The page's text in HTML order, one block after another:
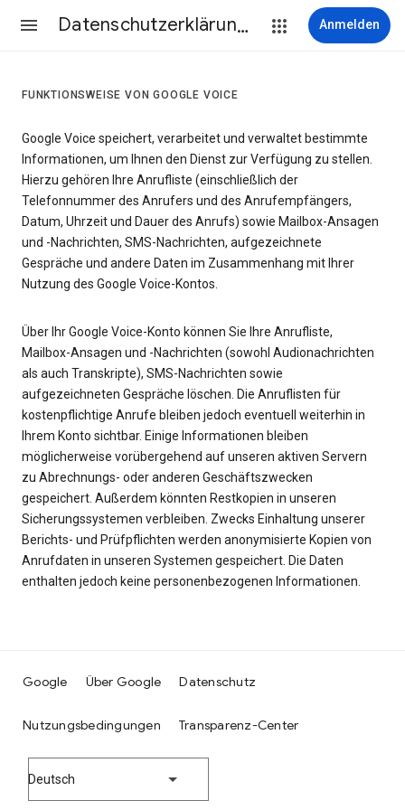
Datenschutzerklärung & Nutzungsbedingungen Anmelden
FUNKTIONSWEISE VON GOOGLE VOICE
Google Voice speichert, verarbeitet und verwaltet bestimmte
Informationen, um Ihnen den Dienst zur Verfügung zu stellen.
Hierzu gehören Ihre Anrufliste (einschließlich der
Telefonnummer des Anrufers und des Anrufempfängers,
Datum, Uhrzeit und Dauer des Anrufs) sowie Mailbox-Ansagen
und -Nachrichten, SMS-Nachrichten, aufgezeichnete
Gespräche und andere Daten im Zusammenhang mit Ihrer
Nutzung des Google Voice-Kontos.
Über Ihr Google Voice-Konto können Sie Ihre Anrufliste,
Mailbox-Ansagen und -Nachrichten (sowohl Audionachrichten
als auch Transkripte), SMS-Nachrichten sowie
aufgezeichneten Gespräche löschen. Die Anruflisten für
kostenpflichtige Anrufe bleiben jedoch eventuell weiterhin in
Ihrem Konto sichtbar. Einige Informationen bleiben
möglicherweise vorübergehend auf unseren aktiven Servern
zu Abrechnungs- oder anderen Geschäftszwecken
gespeichert. Außerdem könnten Restkopien in unseren
Sicherungssystemen verbleiben. Zwecks Einhaltung unserer
Berichts- und Prüfpflichten werden anonymisierte Kopien von
Anrufdaten in unseren Systemen gespeichert. Die Daten
enthalten jedoch keine personenbezogenen Informationen.
Google Über Google Datenschutz
Nutzungsbedingungen Transparenz-Center
Deutsch